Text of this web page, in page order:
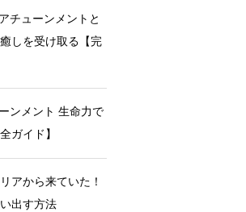
チューンメントと
しを受け取る【完
ンメント 生命力で
ガイド】
アから来ていた！
出す方法